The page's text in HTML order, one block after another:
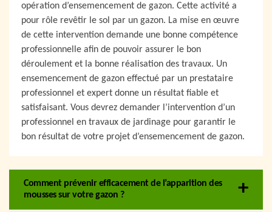
opération d’ensemencement de gazon. Cette activité a
pour rôle revêtir le sol par un gazon. La mise en œuvre
de cette intervention demande une bonne compétence
professionnelle afin de pouvoir assurer le bon
déroulement et la bonne réalisation des travaux. Un
ensemencement de gazon effectué par un prestataire
professionnel et expert donne un résultat fiable et
satisfaisant. Vous devrez demander l’intervention d’un
professionnel en travaux de jardinage pour garantir le
bon résultat de votre projet d’ensemencement de gazon.
Comment prévenir efficacement de l’apparition des
mousses sur votre gazon ?